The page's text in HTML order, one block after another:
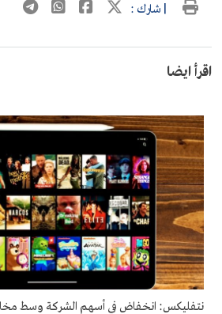
| شارك :
اقرأ ايضا
نتفليكس: انخفاض في أسهم الشركة وسط